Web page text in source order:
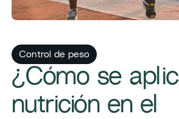
​​Control de peso​
​​¿Cómo se
nutrición en el